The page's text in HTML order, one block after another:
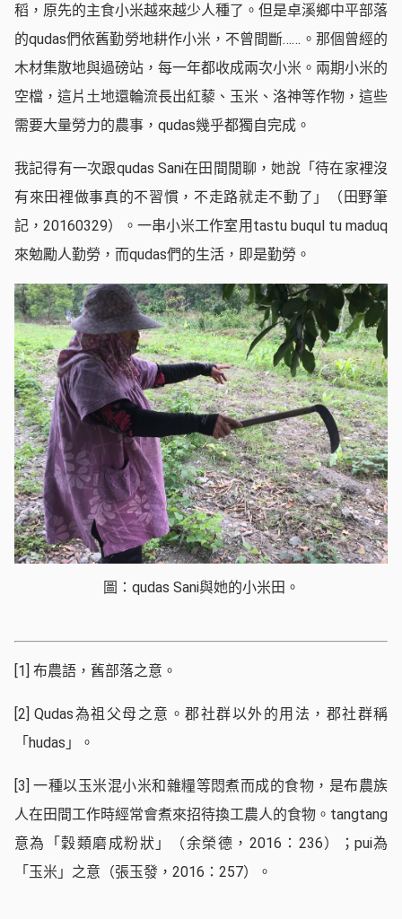
稻，原先的主食小米越來越少人種了。但是卓溪鄉中平部落
的qudas們依舊勤勞地耕作小米，不曾間斷……。那個曾經的
木材集散地與過磅站，每一年都收成兩次小米。兩期小米的
空檔，這片土地還輪流長出紅藜、玉米、洛神等作物，這些
需要大量勞力的農事，qudas幾乎都獨自完成。
我記得有一次跟qudas Sani在田間閒聊，她說「待在家裡沒
有來田裡做事真的不習慣，不走路就走不動了」（田野筆
記，20160329）。一串小米工作室用tastu buqul tu maduq
來勉勵人勤勞，而qudas們的生活，即是勤勞。
圖：qudas Sani與她的小米田。
[1] 布農語，舊部落之意。
[2] Qudas為祖父母之意。郡社群以外的用法，郡社群稱
「hudas」。
[3] 一種以玉米混小米和雜糧等悶煮而成的食物，是布農族
人在田間工作時經常會煮來招待換工農人的食物。tangtang
意為「穀類磨成粉狀」（余榮德，2016：236）；pui為
「玉米」之意（張玉發，2016：257）。